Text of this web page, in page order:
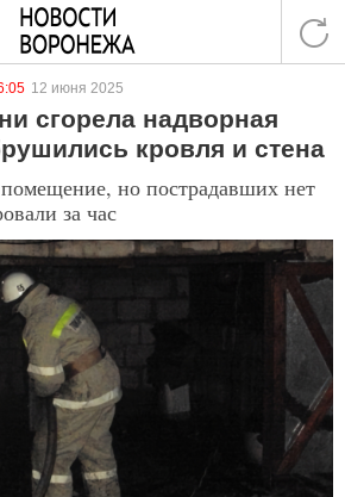
12 июня 2025
сгорела надворная
кровля и стена
но пострадавших нет
за час